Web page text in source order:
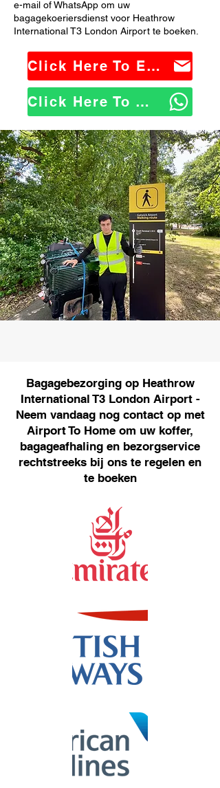
e-mail of WhatsApp om uw
bagagekoeriersdienst voor Heathrow
International T3 London Airport te boeken.
Click Here To Email Us
Click Here To WhatsApp Us
Bagagebezorging op Heathrow
International T3 London Airport -
Neem vandaag nog contact op met
Airport To Home om uw koffer,
bagageafhaling en bezorgservice
rechtstreeks bij ons te regelen en
te boeken